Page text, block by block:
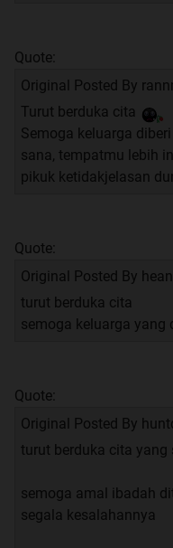
Quote:
Original Posted By
Turut berduka cita
Semoga keluarga
sana, tempatmu lebih
pikuk ketidakjelasan
Quote:
Original Posted By
turut berduka cita
semoga keluarga yang
Quote:
Original Posted By
turut berduka cita yang
semoga amal ibadah
segala kesalahannya